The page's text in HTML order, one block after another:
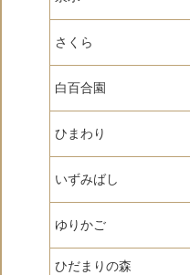
さくら
白百合園
ひまわり
いずみばし
ゆりかご
ひだまりの森